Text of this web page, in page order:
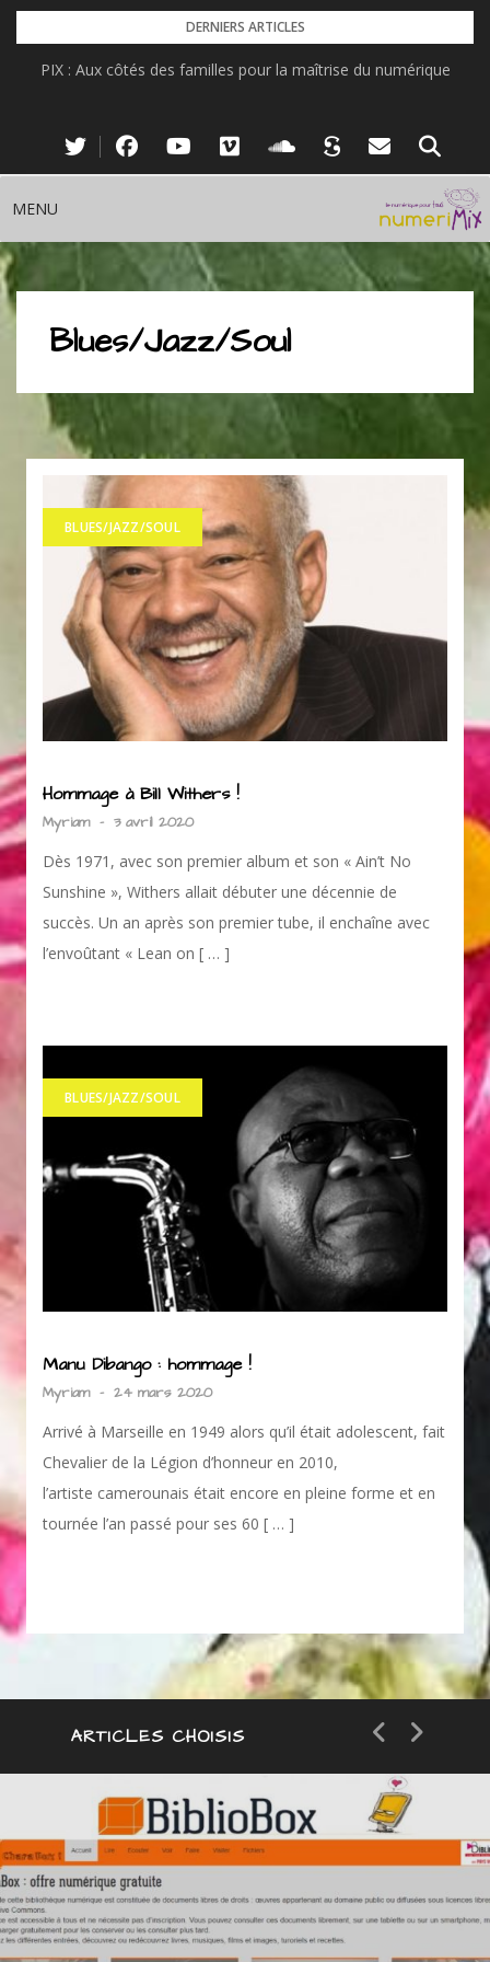
Skip
content
DERNIERS ARTICLES
PIX : Aux côtés des familles pour la maîtrise du numérique
MENU
Blues/Jazz/Soul
BLUES/JAZZ/SOUL
Hommage à Bill Withers !
Myriam - 3 avril 2020
Dès 1971, avec son premier album et son « Ain’t No
Sunshine », Withers allait débuter une décennie de
succès. Un an après son premier tube, il enchaîne avec
l’envoûtant « Lean on [ … ]
BLUES/JAZZ/SOUL
Manu Dibango : hommage !
Myriam - 24 mars 2020
Arrivé à Marseille en 1949 alors qu’il était adolescent, fait
Chevalier de la Légion d’honneur en 2010,
l’artiste camerounais était encore en pleine forme et en
tournée l’an passé pour ses 60 [ … ]
ARTICLES CHOISIS